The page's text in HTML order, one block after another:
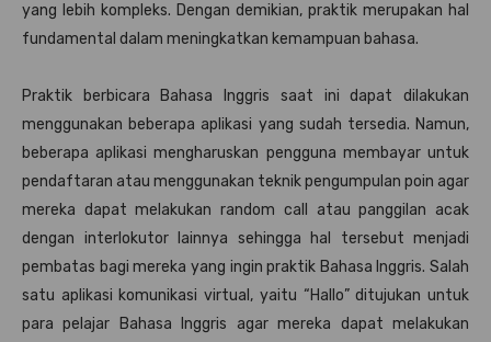
yang lebih kompleks. Dengan demikian, praktik merupakan hal
fundamental dalam meningkatkan kemampuan bahasa.
Praktik berbicara Bahasa Inggris saat ini dapat dilakukan
menggunakan beberapa aplikasi yang sudah tersedia. Namun,
beberapa aplikasi mengharuskan pengguna membayar untuk
pendaftaran atau menggunakan teknik pengumpulan poin agar
mereka dapat melakukan random call atau panggilan acak
dengan interlokutor lainnya sehingga hal tersebut menjadi
pembatas bagi mereka yang ingin praktik Bahasa Inggris. Salah
satu aplikasi komunikasi virtual, yaitu “Hallo” ditujukan untuk
para pelajar Bahasa Inggris agar mereka dapat melakukan